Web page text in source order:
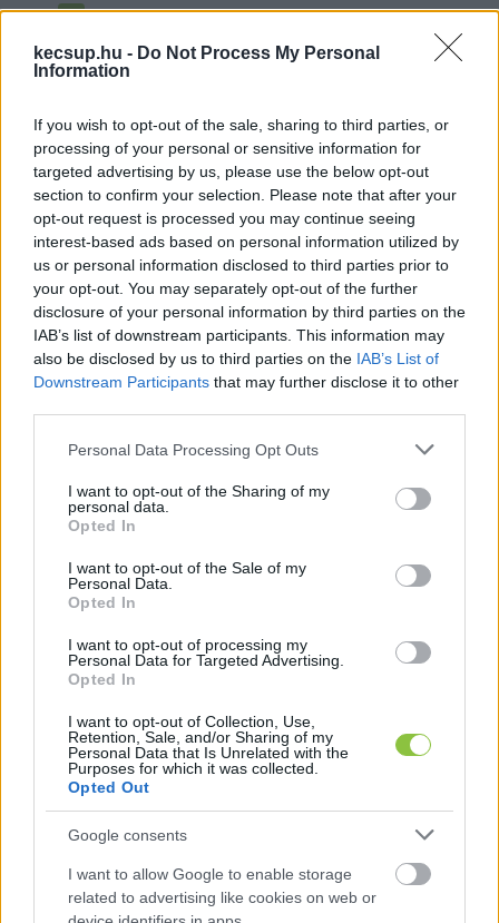
kecsup.hu - Do Not Process My Personal
Information
If you wish to opt-out of the sale, sharing to third parties, or
processing of your personal or sensitive information for
targeted advertising by us, please use the below opt-out
section to confirm your selection. Please note that after your
opt-out request is processed you may continue seeing
interest-based ads based on personal information utilized by
us or personal information disclosed to third parties prior to
your opt-out. You may separately opt-out of the further
disclosure of your personal information by third parties on the
IAB’s list of downstream participants. This information may
also be disclosed by us to third parties on the IAB’s List of
Downstream Participants that may further disclose it to other
Please note that this website/app uses one or more Google
not limited to your visit or usage behaviour. You may click to
grant or deny consent to Google and its third-party tags to
use your data for below specified purposes in below Google
consent section.
Personal Data Processing Opt Outs
I want to opt-out of the Sharing of my
personal data.
Opted In
I want to opt-out of the Sale of my
Personal Data.
Opted In
I want to opt-out of processing my
Personal Data for Targeted Advertising.
Opted In
I want to opt-out of Collection, Use,
Retention, Sale, and/or Sharing of my
Personal Data that Is Unrelated with the
Purposes for which it was collected.
Opted Out
Google consents
I want to allow Google to enable storage
related to advertising like cookies on web or
lekvár
Elkészítés:
Langyosítsd meg a tejet, adj hozzá egy evőkanál
cukrot, és morzsold bele az élesztőt. Várd meg,
míg felfut, tehát jól megemelkedik. A lisztet
szitáld egy tálba, add hozzá a megkelt élesztőt,
a sót, a maradék cukrot és tejet, a puha vajat,
tésztát, takard le, és keleszd egy órán át.
Ha a tészta a kétszeresére nő, borítsd enyhén
pogácsaszaggatóval, esetleg pohárral szúrd ki.
Bő, forró olajban, közepes lángon, fedő alatt